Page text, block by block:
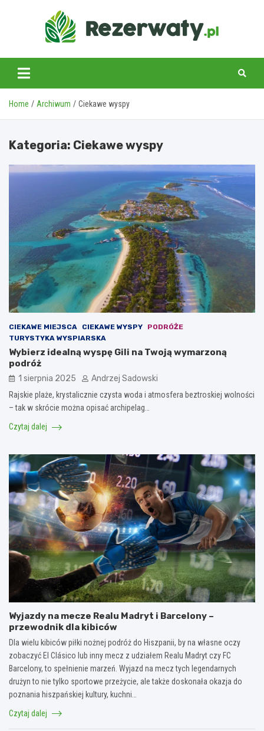
Home Archiwum Ciekawe wyspy
Kategoria: Ciekawe wyspy
CIEKAWE MIEJSCA CIEKAWE WYSPY
PODRÓŻE
TURYSTYKA WYSPIARSKA
Wybierz idealną wyspę Gili na Twoją wymarzoną
podróż
1 sierpnia 2025 Andrzej Sadowski
Rajskie plaże, krystalicznie czysta woda i atmosfera beztroskiej wolności
– tak w skrócie można opisać archipelag…
Czytaj dalej
Wyjazdy na mecze Realu Madryt i Barcelony –
przewodnik dla kibiców
Dla wielu kibiców piłki nożnej podróż do Hiszpanii, by na własne oczy
zobaczyć El Clásico lub inny mecz z udziałem Realu Madryt czy FC
Barcelony, to spełnienie marzeń. Wyjazd na mecz tych legendarnych
drużyn to nie tylko sportowe przeżycie, ale także doskonała okazja do
poznania hiszpańskiej kultury, kuchni…
Czytaj dalej